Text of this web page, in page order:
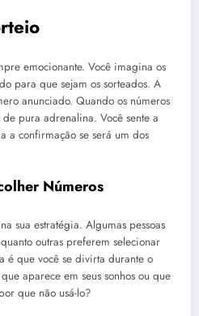
emocionante. Você imagina os
para que sejam os sorteados. A
anunciado. Quando os números
pura adrenalina. Você sente a
a confirmação se será um dos
Números
sua estratégia. Algumas pessoas
outras preferem selecionar
é que você se divirta durante o
aparece em seus sonhos ou que
que não usá-lo?